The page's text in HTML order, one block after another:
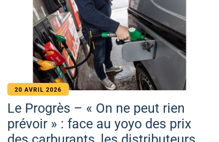
20 AVRIL 2026
Le Progrès – « On ne peut rien
prévoir » : face au yoyo des prix